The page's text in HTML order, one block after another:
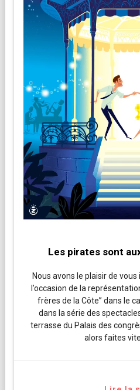
Les pirates sont
Nous avons le plaisir de
l’occasion de la
frères de la Côte” dans le
dans la série des
terrasse du Palais des
alors faites